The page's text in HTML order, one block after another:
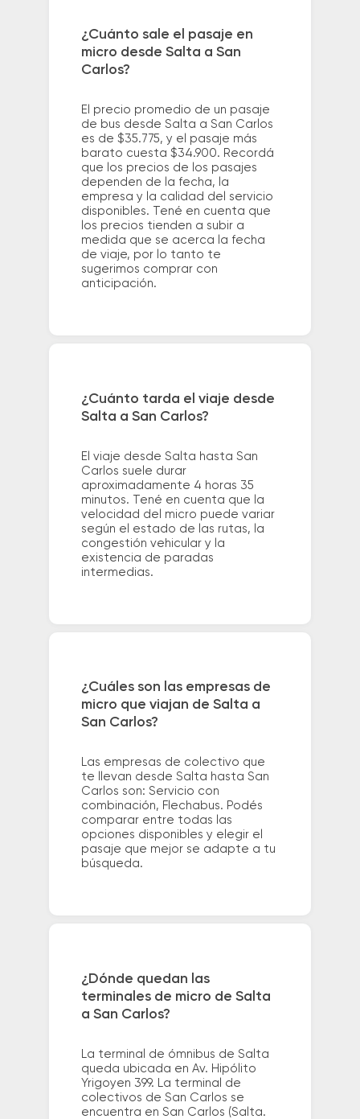
¿Cuánto sale el pasaje en
micro desde Salta a San
Carlos?
El precio promedio de un pasaje
de bus desde Salta a San Carlos
es de $35.775, y el pasaje más
barato cuesta $34.900. Recordá
que los precios de los pasajes
dependen de la fecha, la
empresa y la calidad del servicio
disponibles. Tené en cuenta que
los precios tienden a subir a
medida que se acerca la fecha
de viaje, por lo tanto te
sugerimos comprar con
anticipación.
¿Cuánto tarda el viaje desde
Salta a San Carlos?
El viaje desde Salta hasta San
Carlos suele durar
aproximadamente 4 horas 35
minutos. Tené en cuenta que la
velocidad del micro puede variar
según el estado de las rutas, la
congestión vehicular y la
existencia de paradas
intermedias.
¿Cuáles son las empresas de
micro que viajan de Salta a
San Carlos?
Las empresas de colectivo que
te llevan desde Salta hasta San
Carlos son: Servicio con
combinación, Flechabus. Podés
comparar entre todas las
opciones disponibles y elegir el
pasaje que mejor se adapte a tu
búsqueda.
¿Dónde quedan las
terminales de micro de Salta
a San Carlos?
La terminal de ómnibus de Salta
queda ubicada en Av. Hipólito
Yrigoyen 399. La terminal de
colectivos de San Carlos se
encuentra en San Carlos (Salta.